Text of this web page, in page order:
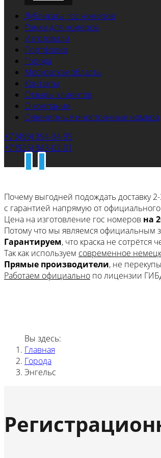
Дубликаты гос номеров
Рамки для номеров
Изготовили
Портфолио
Города
Московская область
Контакты
Отзывы клиентов
О компании
Сувенирные иностранные номера
+7 (499) 394-34-95
+7 (925) 343-02-01
Почему выгодней подождать доставку
с гарантией напрямую от официального
Цена на изготовление гос номеров на
Потому что мы являемся официальным
Гарантируем, что краска не сотрётся
Так как используем современное
Прямые производители, не перекупы
Работаем официально по лицензии
Вы здесь:
Главная
Города
Энгельс